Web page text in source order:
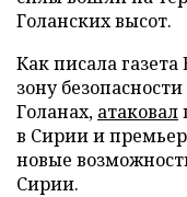
Голанских высот.
Как писала
зону
Голанах, атаковал
в Сирии и
новые
Сирии.